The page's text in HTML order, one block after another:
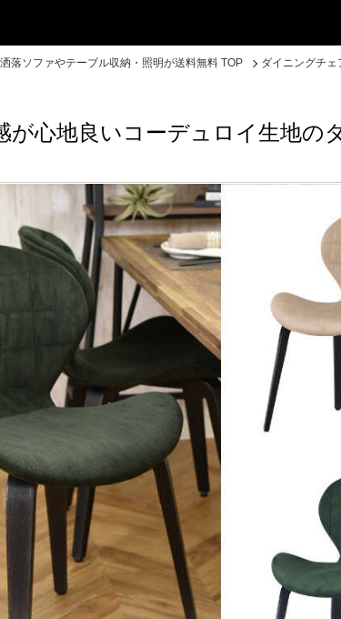
落ソファやテーブル収納・照明が送料無料 TOP ダイニングチェ
が心地良いコーデュロイ生地の